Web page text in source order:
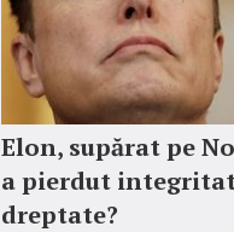
Elon, supărat pe
a pierdut
dreptate?